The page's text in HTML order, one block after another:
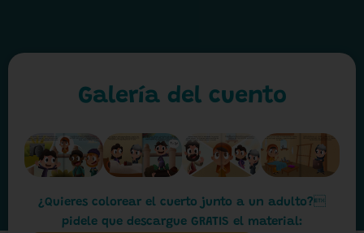
Galería del cuento
¿Quieres colorear el cuerto junto a un adulto?
pidele que descargue GRATIS el material: